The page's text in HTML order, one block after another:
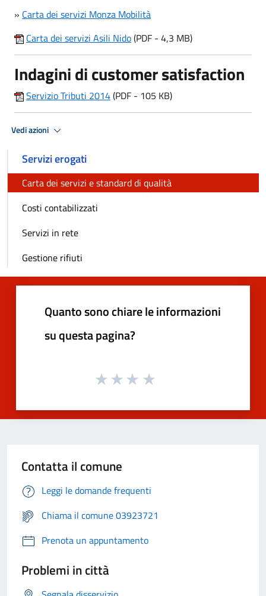
» Carta dei servizi Monza Mobilità
Carta dei servizi Asili Nido(PDF - 4,3 MB)
Indagini di customer satisfaction
Servizio Tributi 2014(PDF - 105 KB)
Vedi azioni
Servizi erogati
Carta dei servizi e standard di qualità
Costi contabilizzati
Servizi in rete
Gestione rifiuti
Quanto sono chiare le informazioni
su questa pagina?
Contatta il comune
Leggi le domande frequenti
Chiama il comune 03923721
Prenota un appuntamento
Problemi in città